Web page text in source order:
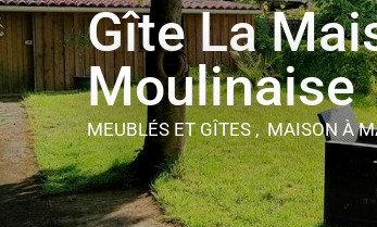
Gîte La
Moulinaise
MEUBLÉS ET GÎTES , MAISONÀ